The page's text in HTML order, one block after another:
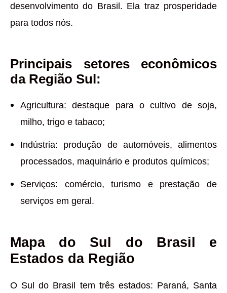
desenvolvimento do Brasil. Ela traz prosperidade
para todos nós.
Principais setores econômicos
da Região Sul:
Agricultura: destaque para o cultivo de soja,
milho, trigo e tabaco;
Indústria: produção de automóveis, alimentos
processados, maquinário e produtos químicos;
Serviços: comércio, turismo e prestação de
serviços em geral.
Mapa do Sul do Brasil e
Estados da Região
O Sul do Brasil tem três estados: Paraná, Santa